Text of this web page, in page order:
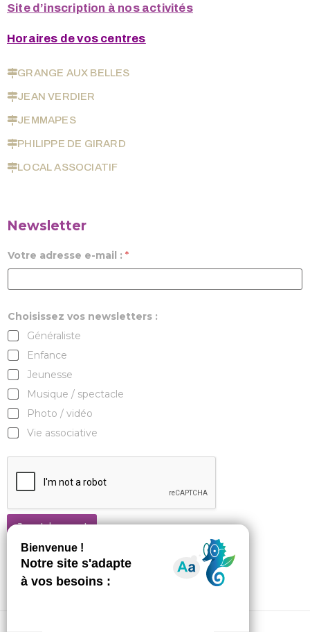
Site d’inscription à nos activités
Horaires de vos centres
GRANGE AUX BELLES
JEAN VERDIER
JEMMAPES
PHILIPPE DE GIRARD
LOCAL ASSOCIATIF
Newsletter
Votre adresse e-mail : *
Choisissez vos newsletters :
Généraliste
Enfance
Jeunesse
Musique / spectacle
Photo / vidéo
Vie associative
Je m'abonne !